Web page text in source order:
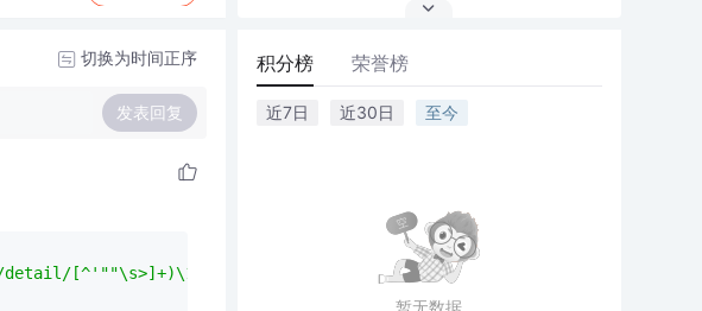
切换为时间正序
发表回复
detail/[^'""\s>]+)\1[^>]*>"
积分榜 荣誉榜
近7日 近30日 至今
暂无数据